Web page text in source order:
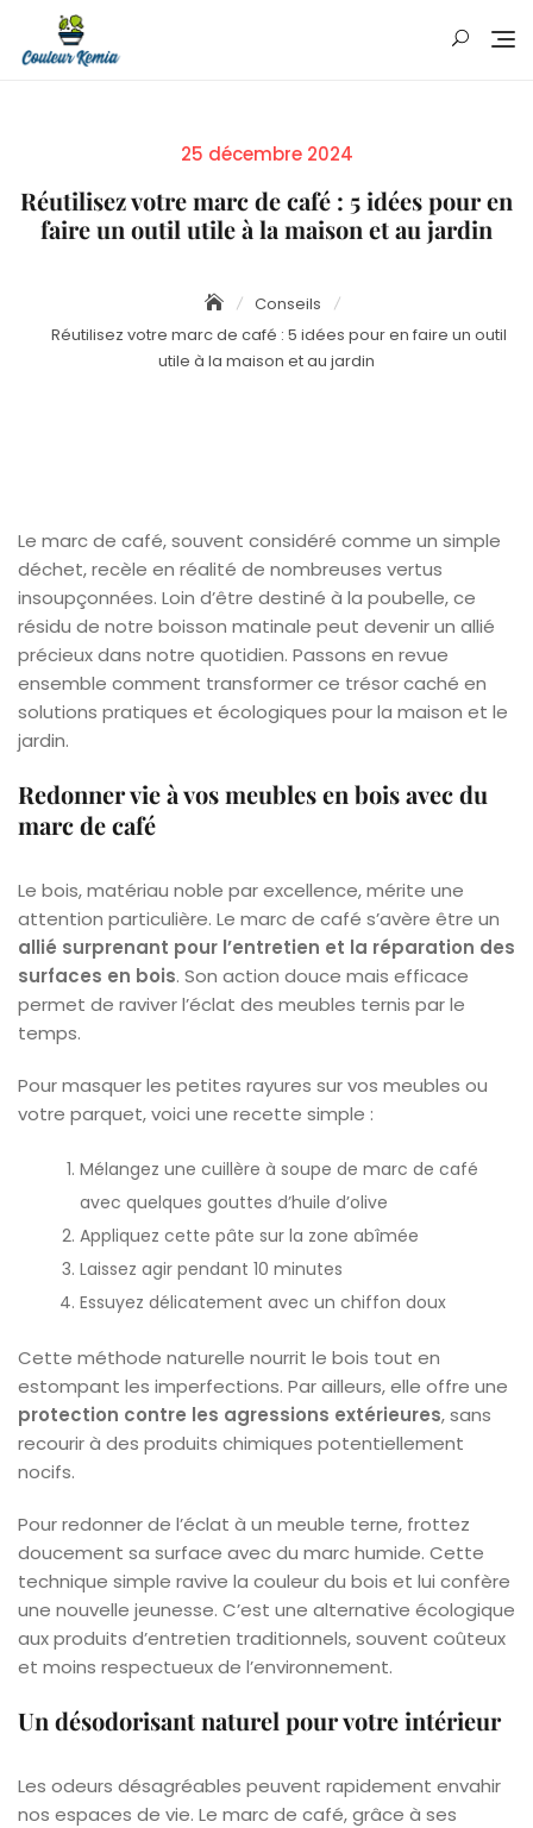
content
Posted
25 décembre 2024
Réutilisez votre marc de café : 5 idées pour en
faire un outil utile à la maison et au jardin
Conseils
Réutilisez votre marc de café : 5 idées pour en faire un outil
utile à la maison et au jardin
Le marc de café, souvent considéré comme un simple
déchet, recèle en réalité de nombreuses vertus
insoupçonnées. Loin d’être destiné à la poubelle, ce
résidu de notre boisson matinale peut devenir un allié
précieux dans notre quotidien. Passons en revue
ensemble comment transformer ce trésor caché en
solutions pratiques et écologiques pour la maison et le
jardin.
Redonner vie à vos meubles en bois avec du
marc de café
Le bois, matériau noble par excellence, mérite une
attention particulière. Le marc de café s’avère être un
allié surprenant pour l’entretien et la réparation des
surfaces en bois. Son action douce mais efficace
permet de raviver l’éclat des meubles ternis par le
temps.
Pour masquer les petites rayures sur vos meubles ou
votre parquet, voici une recette simple :
Mélangez une cuillère à soupe de marc de café
avec quelques gouttes d’huile d’olive
Appliquez cette pâte sur la zone abîmée
Laissez agir pendant 10 minutes
Essuyez délicatement avec un chiffon doux
Cette méthode naturelle nourrit le bois tout en
estompant les imperfections. Par ailleurs, elle offre une
protection contre les agressions extérieures, sans
recourir à des produits chimiques potentiellement
nocifs.
Pour redonner de l’éclat à un meuble terne, frottez
doucement sa surface avec du marc humide. Cette
technique simple ravive la couleur du bois et lui confère
une nouvelle jeunesse. C’est une alternative écologique
aux produits d’entretien traditionnels, souvent coûteux
et moins respectueux de l’environnement.
Un désodorisant naturel pour votre intérieur
Les odeurs désagréables peuvent rapidement envahir
nos espaces de vie. Le marc de café, grâce à ses